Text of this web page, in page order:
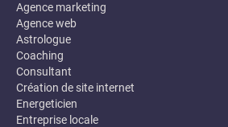
Agence marketing
Agence web
Astrologue
Coaching
Consultant
Création de site internet
Energeticien
Entreprise locale